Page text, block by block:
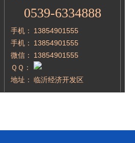
0539-6334888
手机：
13854901555
手机：
13854901555
微信：
13854901555
ＱＱ：
地址： 临沂经济开发区